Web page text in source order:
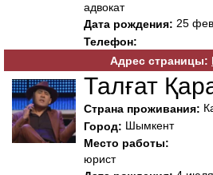
адвокат
Дата рождения: 25
Телефон:
Адрес страницы:
Талғат
Страна проживания:
Город: Шымкент
Место работы:
юрист